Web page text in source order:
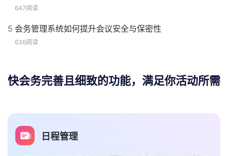
647阅读
5 会务管理系统如何提升会议安全与保密性
636阅读
快会务完善且细致的功能，满足你活动所需
日程管理